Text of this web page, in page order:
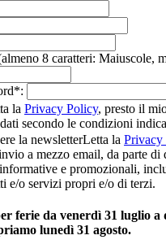
8 caratteri: Maiuscole,
*:
la Privacy Policy, presto il
secondo le condizioni
la newsletterLetta la Privacy
a mezzo email, da parte di
e promozionali,
e/o servizi propri e/o di terzi.
ferie da venerdì 31 luglio a
lunedì 31 agosto.